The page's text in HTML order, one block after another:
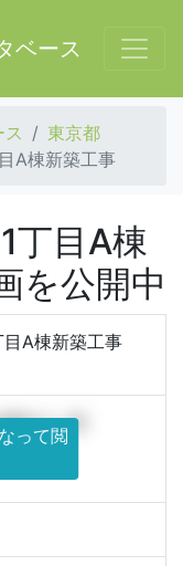
ベース
東京都
A棟新築工事
丁目A棟
を公開中
A棟新築工事
6の一部
って閲